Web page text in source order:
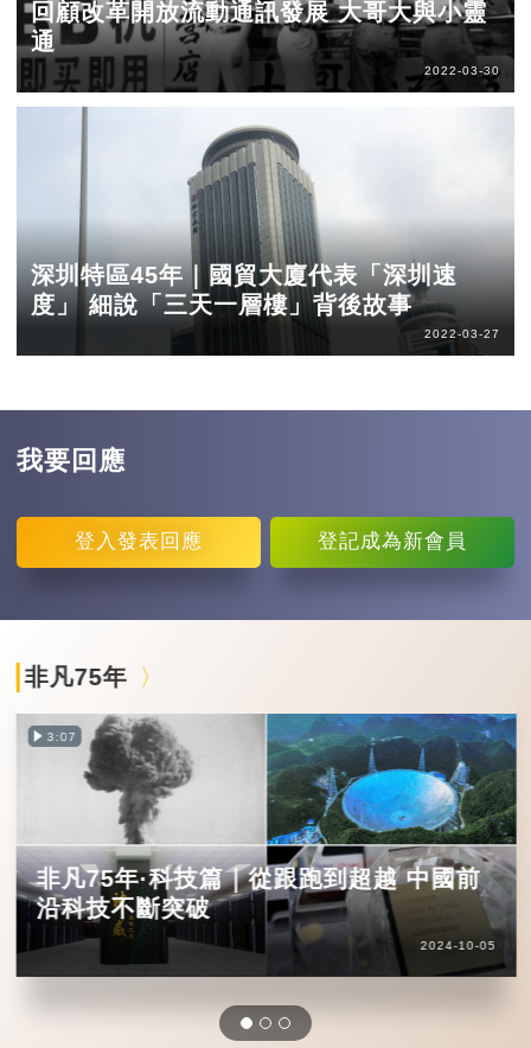
回顧改革開放流動通訊發展 大哥大與小靈
通
2022-03-30
深圳特區45年｜國貿大廈代表「深圳速
度」 細說「三天一層樓」背後故事
2022-03-27
我要回應
登入 發表回應 登記成為新會員
非凡75年
3:07
非凡75年·科技篇｜從跟跑到超越 中國前
沿科技不斷突破
2024-10-05